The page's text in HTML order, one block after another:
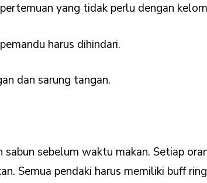
yang tidak perlu dengan
harus dihindari.
dan sarung tangan.
sebelum waktu makan. Setiap
Semua pendaki harus memiliki buff